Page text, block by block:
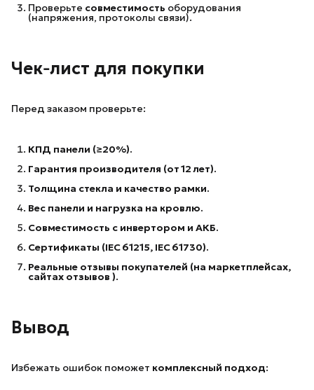
Проверьте совместимость оборудования
(напряжения, протоколы связи).
Чек‑лист для покупки
Перед заказом проверьте:
КПД панели (≥20%).
Гарантия производителя (от 12 лет).
Толщина стекла и качество рамки.
Вес панели и нагрузка на кровлю.
Совместимость с инвертором и АКБ.
Сертификаты (IEC 61215, IEC 61730).
Реальные отзывы покупателей (на маркетплейсах,
сайтах отзывов ).
Вывод
Избежать ошибок поможет комплексный подход: